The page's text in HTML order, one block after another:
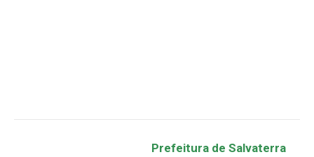
Prefeitura de Salvaterra